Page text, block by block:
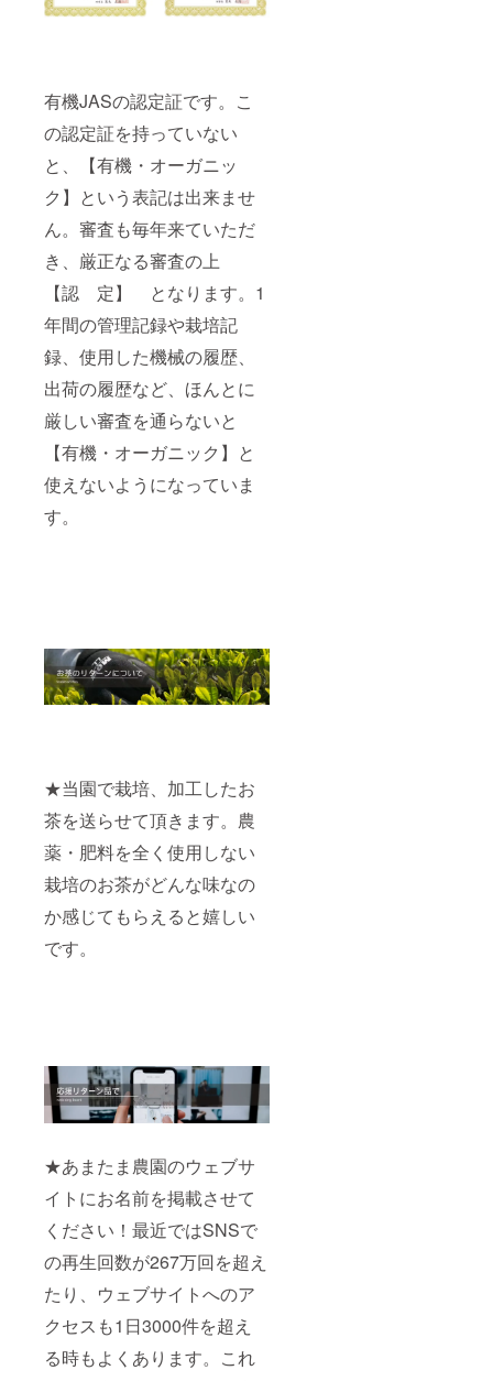
有機JASの認定証です。こ
の認定証を持っていない
と、【有機・オーガニッ
ク】という表記は出来ませ
ん。審査も毎年来ていただ
き、厳正なる審査の上
【認 定】 となります。1
年間の管理記録や栽培記
録、使用した機械の履歴、
出荷の履歴など、ほんとに
厳しい審査を通らないと
【有機・オーガニック】と
使えないようになっていま
す。
★当園で栽培、加工したお
茶を送らせて頂きます。農
薬・肥料を全く使用しない
栽培のお茶がどんな味なの
か感じてもらえると嬉しい
です。
★あまたま農園のウェブサ
イトにお名前を掲載させて
ください！最近ではSNSで
の再生回数が267万回を超え
たり、ウェブサイトへのア
クセスも1日3000件を超え
る時もよくあります。これ